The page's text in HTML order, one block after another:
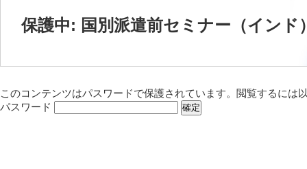
保護中: 国別派遣前セミナー（インド
このコンテンツはパスワードで保護されています。閲覧するには
パスワード